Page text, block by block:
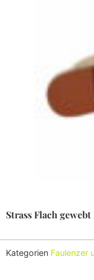
Strass Flach
Kategorien Faulenzer